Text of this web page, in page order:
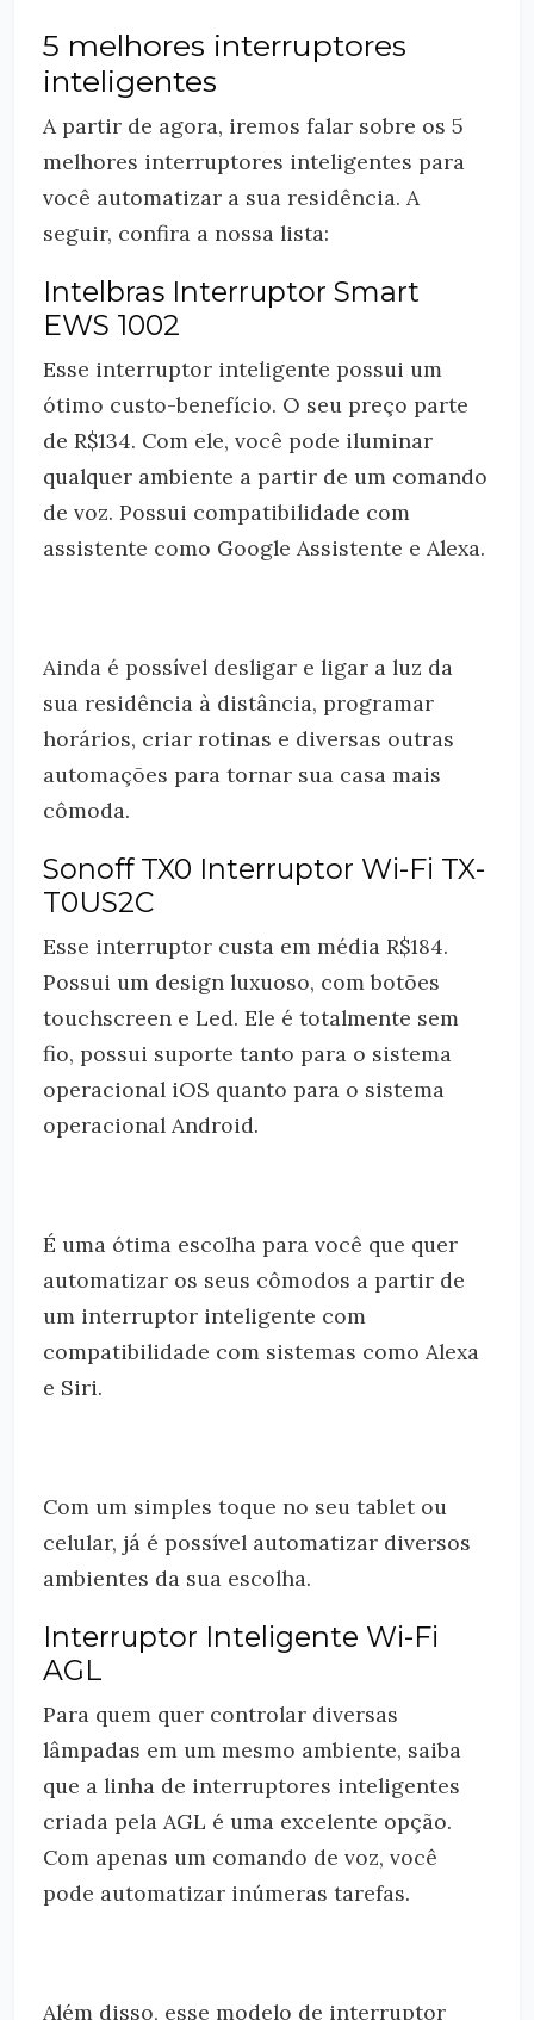
5 melhores interruptores
inteligentes
A partir de agora, iremos falar sobre os 5
melhores interruptores inteligentes para
você automatizar a sua residência. A
seguir, confira a nossa lista:
Intelbras Interruptor Smart
EWS 1002
Esse interruptor inteligente possui um
ótimo custo-benefício. O seu preço parte
de R$134. Com ele, você pode iluminar
qualquer ambiente a partir de um comando
de voz. Possui compatibilidade com
assistente como Google Assistente e Alexa.
Ainda é possível desligar e ligar a luz da
sua residência à distância, programar
horários, criar rotinas e diversas outras
automações para tornar sua casa mais
cômoda.
Sonoff TX0 Interruptor Wi-Fi TX-
T0US2C
Esse interruptor custa em média R$184.
Possui um design luxuoso, com botões
touchscreen e Led. Ele é totalmente sem
fio, possui suporte tanto para o sistema
operacional iOS quanto para o sistema
operacional Android.
É uma ótima escolha para você que quer
automatizar os seus cômodos a partir de
um interruptor inteligente com
compatibilidade com sistemas como Alexa
e Siri.
Com um simples toque no seu tablet ou
celular, já é possível automatizar diversos
ambientes da sua escolha.
Interruptor Inteligente Wi-Fi
AGL
Para quem quer controlar diversas
lâmpadas em um mesmo ambiente, saiba
que a linha de interruptores inteligentes
criada pela AGL é uma excelente opção.
Com apenas um comando de voz, você
pode automatizar inúmeras tarefas.
Além disso, esse modelo de interruptor